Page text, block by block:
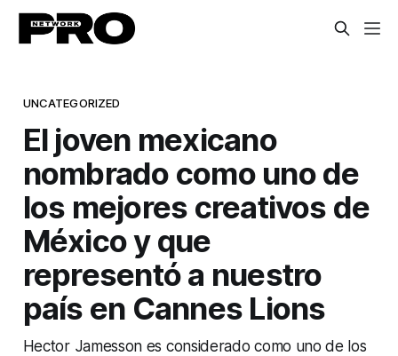
UNCATEGORIZED
El joven mexicano
nombrado como uno de
los mejores creativos de
México y que
representó a nuestro
país en Cannes Lions
Hector Jamesson es considerado como uno de los